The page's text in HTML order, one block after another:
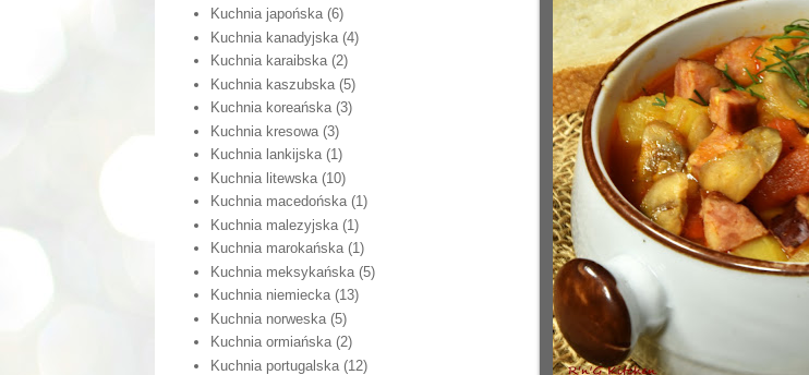
Kuchnia japońska (6)
Kuchnia kanadyjska (4)
Kuchnia karaibska (2)
Kuchnia kaszubska (5)
Kuchnia koreańska (3)
Kuchnia kresowa (3)
Kuchnia lankijska (1)
Kuchnia litewska (10)
Kuchnia macedońska (1)
Kuchnia malezyjska (1)
Kuchnia marokańska (1)
Kuchnia meksykańska (5)
Kuchnia niemiecka (13)
Kuchnia norweska (5)
Kuchnia ormiańska (2)
Kuchnia portugalska (12)